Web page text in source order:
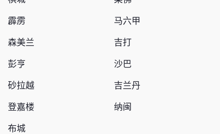
霹雳 马六甲
森美兰 吉打
彭亨 沙巴
砂拉越 吉兰丹
登嘉楼 纳闽
布城